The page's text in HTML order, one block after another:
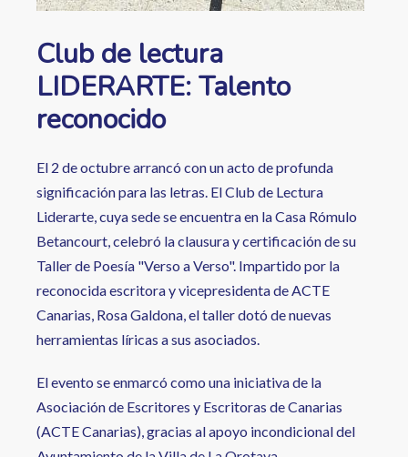
Club de lectura
LIDERARTE: Talento
reconocido
El 2 de octubre arrancó con un acto de profunda
significación para las letras. El Club de Lectura
Liderarte, cuya sede se encuentra en la Casa Rómulo
Betancourt, celebró la clausura y certificación de su
Taller de Poesía "Verso a Verso". Impartido por la
reconocida escritora y vicepresidenta de ACTE
Canarias, Rosa Galdona, el taller dotó de nuevas
herramientas líricas a sus asociados.
El evento se enmarcó como una iniciativa de la
Asociación de Escritores y Escritoras de Canarias
(ACTE Canarias), gracias al apoyo incondicional del